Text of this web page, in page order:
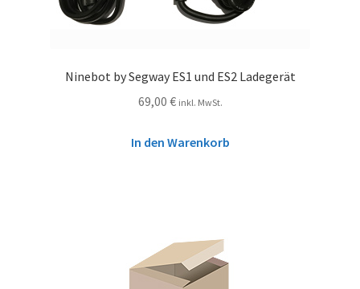
Ninebot by Segway ES1 und ES2 Ladegerät
69,00 € inkl. MwSt.
In den Warenkorb